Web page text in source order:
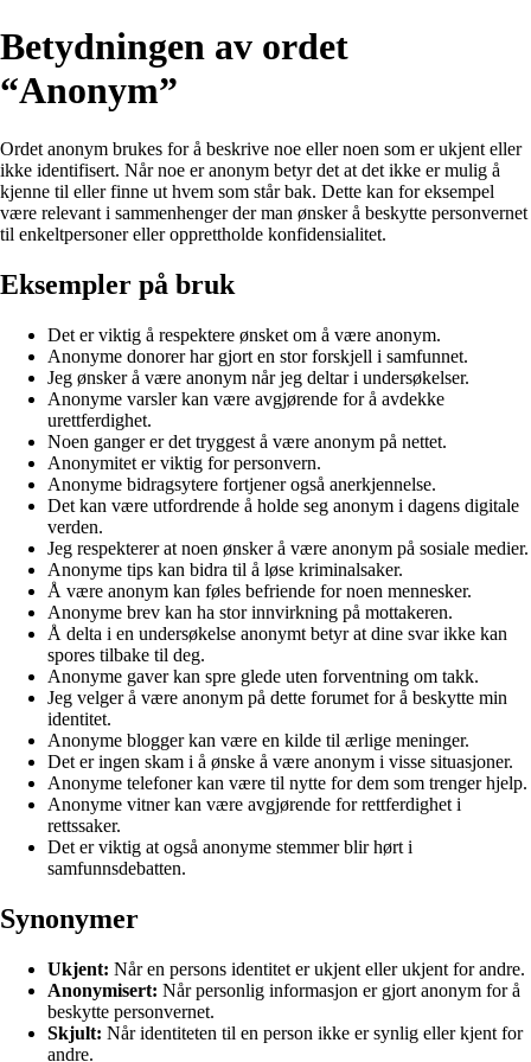
Betydningen av ordet
“Anonym”
Ordet anonym brukes for å beskrive noe eller noen som er ukjent eller
ikke identifisert. Når noe er anonym betyr det at det ikke er mulig å
kjenne til eller finne ut hvem som står bak. Dette kan for eksempel
være relevant i sammenhenger der man ønsker å beskytte personvernet
til enkeltpersoner eller opprettholde konfidensialitet.
Eksempler på bruk
Det er viktig å respektere ønsket om å være anonym.
Anonyme donorer har gjort en stor forskjell i samfunnet.
Jeg ønsker å være anonym når jeg deltar i undersøkelser.
Anonyme varsler kan være avgjørende for å avdekke
urettferdighet.
Noen ganger er det tryggest å være anonym på nettet.
Anonymitet er viktig for personvern.
Anonyme bidragsytere fortjener også anerkjennelse.
Det kan være utfordrende å holde seg anonym i dagens digitale
verden.
Jeg respekterer at noen ønsker å være anonym på sosiale medier.
Anonyme tips kan bidra til å løse kriminalsaker.
Å være anonym kan føles befriende for noen mennesker.
Anonyme brev kan ha stor innvirkning på mottakeren.
Å delta i en undersøkelse anonymt betyr at dine svar ikke kan
spores tilbake til deg.
Anonyme gaver kan spre glede uten forventning om takk.
Jeg velger å være anonym på dette forumet for å beskytte min
identitet.
Anonyme blogger kan være en kilde til ærlige meninger.
Det er ingen skam i å ønske å være anonym i visse situasjoner.
Anonyme telefoner kan være til nytte for dem som trenger hjelp.
Anonyme vitner kan være avgjørende for rettferdighet i
rettssaker.
Det er viktig at også anonyme stemmer blir hørt i
samfunnsdebatten.
Synonymer
Ukjent: Når en persons identitet er ukjent eller ukjent for andre.
Anonymisert: Når personlig informasjon er gjort anonym for å
beskytte personvernet.
Skjult: Når identiteten til en person ikke er synlig eller kjent for
andre.